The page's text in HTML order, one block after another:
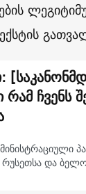
ჩვენს
და